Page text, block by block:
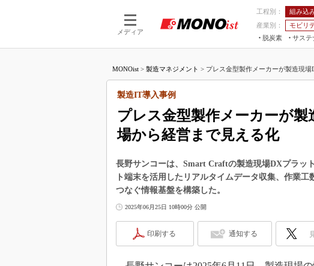
メディア
工程別： 組み込
産業別：
モビリ
脱炭素
サステ
つながる工場AI×設備保全
MONOist > 製造マネジメント > プレス金型製作メーカーが製造現場
プレス金型製作メーカーが
場から経営まで見える化
製造IT導入事例
長野サンコーは、Smart Craftの製造現場DXプラッ
ト端末を活用したリアルタイムデータ収集、作業
つなぐ情報基盤を構築した。
2025年06月25日 10時00分 公開
印刷する 通知する